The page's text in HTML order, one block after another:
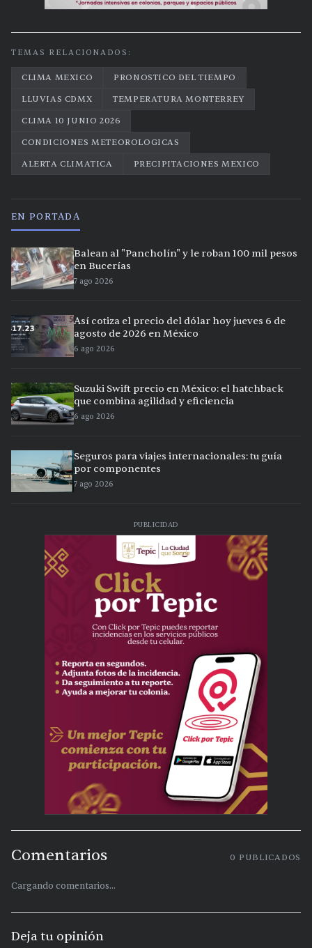
TEMAS RELACIONADOS:
CLIMA MEXICO
PRONOSTICO DEL TIEMPO
LLUVIAS CDMX
TEMPERATURA MONTERREY
CLIMA 10 JUNIO 2026
CONDICIONES METEOROLOGICAS
ALERTA CLIMATICA
PRECIPITACIONES MEXICO
EN PORTADA
Balean al "Pancholín" y le roban 100 mil pesos
en Bucerías
7 ago 2026
Así cotiza el precio del dólar hoy jueves 6 de
agosto de 2026 en México
6 ago 2026
Suzuki Swift precio en México: el hatchback
que combina agilidad y eficiencia
6 ago 2026
Seguros para viajes internacionales: tu guía
por componentes
7 ago 2026
PUBLICIDAD
Comentarios 0 PUBLICADOS
Cargando comentarios...
Deja tu opinión